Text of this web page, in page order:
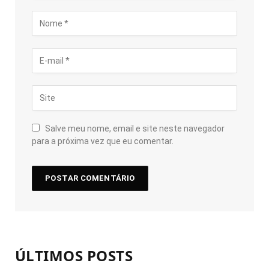
Salve meu nome, email e site neste navegador
para a próxima vez que eu comentar.
ÚLTIMOS POSTS